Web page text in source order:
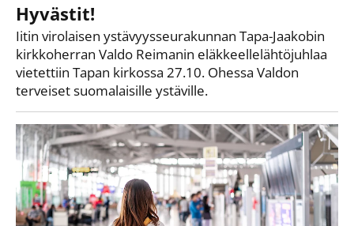
Hyvästit!
Iitin virolaisen ystävyysseurakunnan Tapa-Jaakobin
kirkkoherran Valdo Reimanin eläkkeellelähtöjuhlaa
vietettiin Tapan kirkossa 27.10. Ohessa Valdon
terveiset suomalaisille ystäville.